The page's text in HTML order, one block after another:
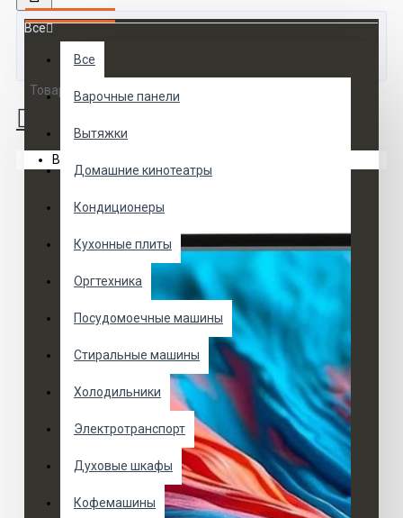
Все
Все
Варочные панели
Вытяжки
Домашние кинотеатры
Кондиционеры
Кухонные плиты
Оргтехника
Посудомоечные машины
Стиральные машины
Холодильники
Электротранспорт
Духовые шкафы
Кофемашины
Товаров 0 (0 руб.)
Ваша корзина пуста!